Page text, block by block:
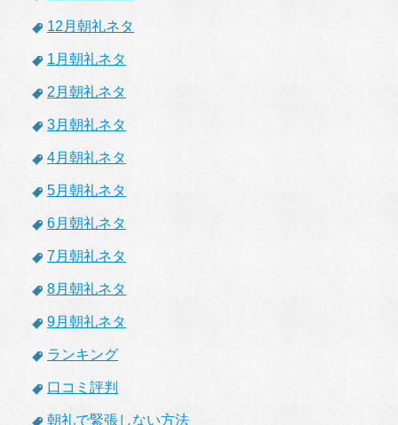
12月朝礼ネタ
1月朝礼ネタ
2月朝礼ネタ
3月朝礼ネタ
4月朝礼ネタ
5月朝礼ネタ
6月朝礼ネタ
7月朝礼ネタ
8月朝礼ネタ
9月朝礼ネタ
ランキング
口コミ評判
朝礼で緊張しない方法